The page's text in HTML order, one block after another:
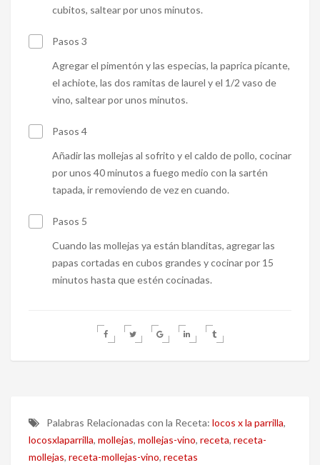
cubitos, saltear por unos minutos.
Pasos 3
Agregar el pimentón y las especias, la paprica picante,
el achiote, las dos ramitas de laurel y el 1/2 vaso de
vino, saltear por unos minutos.
Pasos 4
Añadir las mollejas al sofrito y el caldo de pollo, cocinar
por unos 40 minutos a fuego medio con la sartén
tapada, ir removiendo de vez en cuando.
Pasos 5
Cuando las mollejas ya están blanditas, agregar las
papas cortadas en cubos grandes y cocinar por 15
minutos hasta que estén cocinadas.
Palabras Relacionadas con la Receta: locos x la parrilla,
locosxlaparrilla, mollejas, mollejas-vino, receta, receta-
mollejas, receta-mollejas-vino, recetas